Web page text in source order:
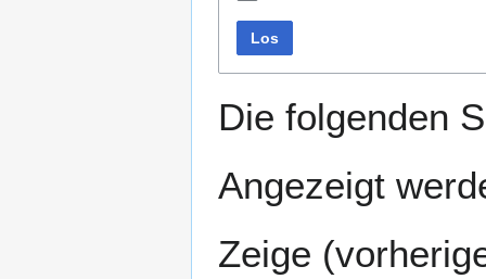
Los
Die folgenden
Angezeigt
Zeige (